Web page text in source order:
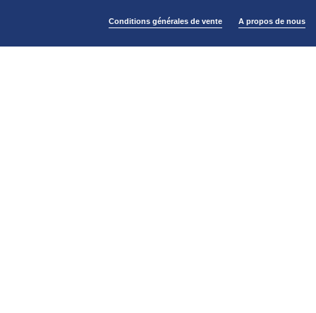
Conditions générales de vente A propos de nous